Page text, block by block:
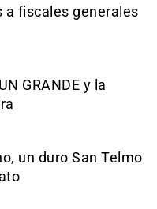
a fiscales generales
GRANDE y la
un duro San Telmo